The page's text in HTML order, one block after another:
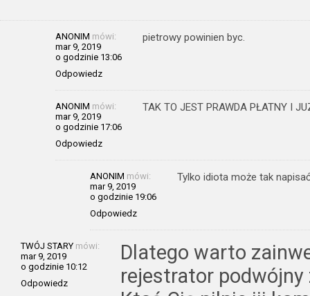
ANONIM mówi:
mar 9, 2019
o godzinie 13:06
Odpowiedz
pietrowy powinien byc.
ANONIM mówi:
mar 9, 2019
o godzinie 17:06
Odpowiedz
TAK TO JEST PRAWDA PŁATNY I
ANONIM mówi:
mar 9, 2019
o godzinie 19:06
Odpowiedz
Tylko idiota może tak
TWÓJ STARY mówi:
mar 9, 2019
o godzinie 10:12
Odpowiedz
Dlatego warto
rejestrator